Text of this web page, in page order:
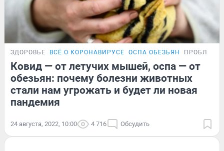
ЗДОРОВЬЕ ВСЁ О КОРОНАВИРУСЕ ОСПА ОБЕЗЬЯН ПРОБЛЕМА
Ковид — от летучих мышей, оспа — от
обезьян: почему болезни животных
стали нам угрожать и будет ли новая
пандемия
24 августа, 2022, 10:00 4 716 Обсудить